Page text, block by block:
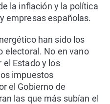
la inflación y la política
empresas españolas.
han sido los
electoral. No en vano
el Estado y los
impuestos
el Gobierno de
las que más subían el